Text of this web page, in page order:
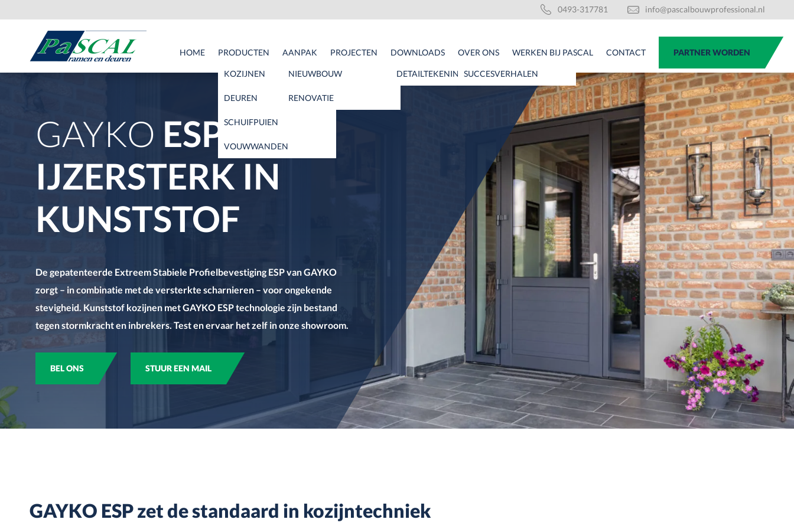
0493-317781 info@pascalbouwprofessional.nl
HOME PRODUCTEN
KOZIJNEN
DEUREN
SCHUIFPUIEN
VOUWWANDEN
AANPAK
NIEUWBOUW
RENOVATIE
PROJECTEN DOWNLOADS
DETAILTEKENINGEN
OVER ONS
SUCCESVERHALEN
WERKEN BIJ PASCAL CONTACT PARTNER WORDEN
GAYKO ESP
IJZERSTERK IN
KUNSTSTOF
De gepatenteerde Extreem Stabiele Profielbevestiging ESP van GAYKO
zorgt – in combinatie met de versterkte scharnieren – voor ongekende
stevigheid. Kunststof kozijnen met GAYKO ESP technologie zijn bestand
tegen stormkracht en inbrekers. Test en ervaar het zelf in onze showroom.
BEL ONS STUUR EEN MAIL
GAYKO ESP zet de standaard in kozijntechniek